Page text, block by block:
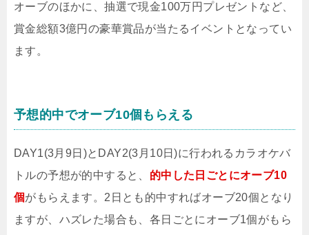
オーブのほかに、抽選で現金100万円プレゼントなど、
賞金総額3億円の豪華賞品が当たるイベントとなってい
ます。
予想的中でオーブ10個もらえる
DAY1(3月9日)とDAY2(3月10日)に行われるカラオケバ
トルの予想が的中すると、 的中した日ごとにオーブ10
個がもらえます。2日とも的中すればオーブ20個となり
ますが、ハズレた場合も、各日ごとにオーブ1個がもら